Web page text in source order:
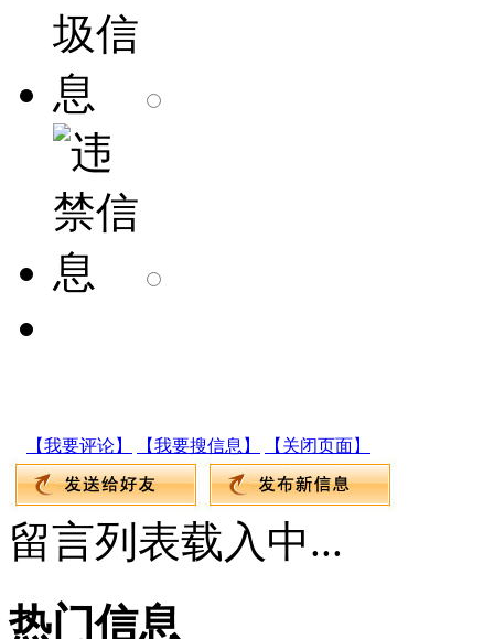
【我要评论】 【我要搜信息】 【关闭页面】
留言列表载入中...
热门信息